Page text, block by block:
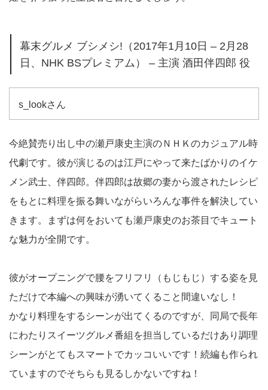
幕末グルメ ブシメシ!（2017年1月10日 – 2月28
日、NHK BSプレミアム） – 主演 酒田伴四郎 役
s_lookさん
今絶賛売り出し中の瀬戸康史主演のＮＨＫのカジュアル時
代劇です。彼が演じるのは江戸にやって来たばかりのイケ
メン武士、伴四郎。伴四郎は故郷の妻から渡されたレシピ
をもとに料理を振る舞いながらいろんな事件を解決してい
きます。まずは何をおいても瀬戸康史のお茶目でキュート
な魅力が全開です。
彼がオープニングで腰をフリフリ（もじもじ）する姿を見
ただけで本編への興味が湧いてくること間違いなし！
かなり料理をするシーンが出てくるのですが、同局で長年
にわたりスイーツグルメ番組を担当しているだけあり調理
シーンがとてもスマートでカッコいいです！続編も作られ
ていますのでそちらも見るしかないですね！